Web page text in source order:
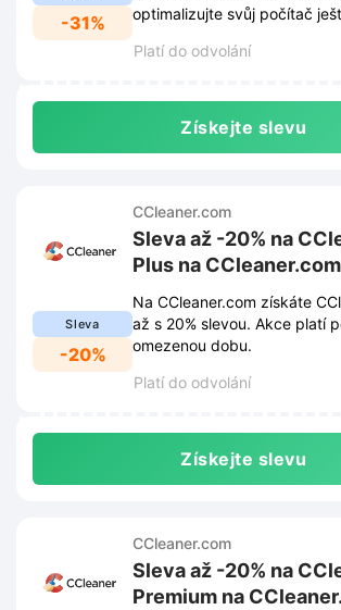
-31%
optimalizujte svůj počítač
Platí do odvolání
Získejte slevu
Sleva
-20%
CCleaner.com
Sleva až -20% na
Plus na CCleaner.com
Na CCleaner.com získáte
až s 20% slevou. Akce platí
omezenou dobu.
Platí do odvolání
Získejte slevu
CCleaner.com
Sleva až -20% na
Premium na